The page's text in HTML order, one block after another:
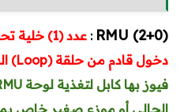
(RMU (2+0
:
دخول قادم من حلقة (Loop) الجهد المتوسط